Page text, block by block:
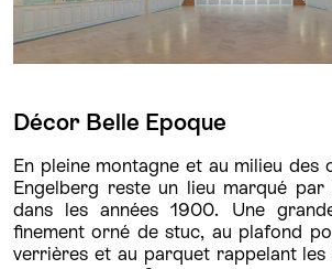
Décor Belle Epoque
En pleine montagne et au milieu des
Engelberg reste un lieu marqué
dans les années 1900. Une
finement orné de stuc, au plafond
verrières et au parquet rappelant